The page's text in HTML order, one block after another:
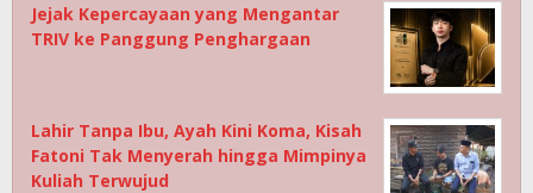
Jejak Kepercayaan yang Mengantar
TRIV ke Panggung Penghargaan
Lahir Tanpa Ibu, Ayah Kini Koma, Kisah
Fatoni Tak Menyerah hingga Mimpinya
Kuliah Terwujud